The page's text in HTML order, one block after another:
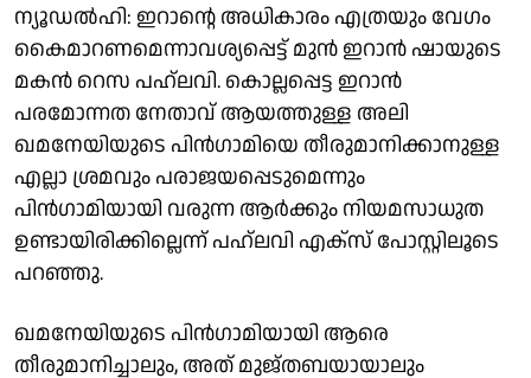
ന്യൂഡല്‍ഹി: ഇറാന്റെ അധികാരം എത്രയും വേഗം
കൈമാറണമെന്നാവശ്യപ്പെട്ട് മുന്‍ ഇറാന്‍ ഷായുടെ
മകന്‍ റെസ പഹ്ലവി. കൊല്ലപ്പെട്ട ഇറാന്‍
പരമോന്നത നേതാവ് ആയത്തുള്ള അലി
ഖമനേയിയുടെ പിന്‍ഗാമിയെ തീരുമാനിക്കാനുള്ള
എല്ലാ ശ്രമവും പരാജയപ്പെടുമെന്നും
പിന്‍ഗാമിയായി വരുന്ന ആര്‍ക്കും നിയമസാധുത
ഉണ്ടായിരിക്കില്ലെന്ന് പഹ്ലവി എക്‌സ് പോസ്റ്റിലൂടെ
പറഞ്ഞു.
ഖമനേയിയുടെ പിന്‍ഗാമിയായി ആരെ
തീരുമാനിച്ചാലും, അത് മുജ്തബയായാലും